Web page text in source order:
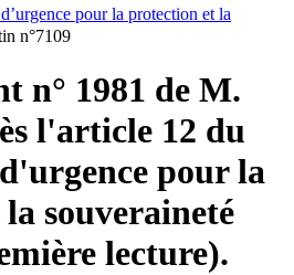
pour la protection et la
n°7109
n° 1981 de M.
l'article 12 du
pour la
souveraineté
lecture).